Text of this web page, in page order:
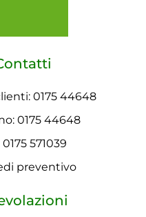
0175 44648
0175 44648
0175 571039
preventivo